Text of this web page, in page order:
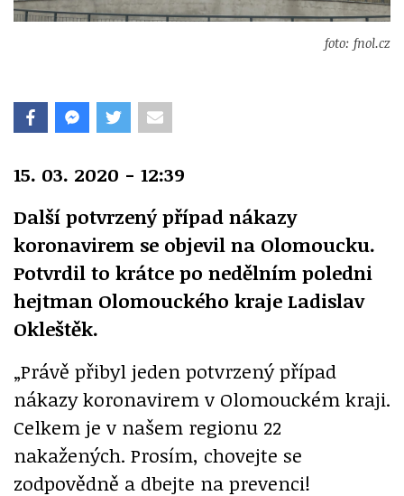
foto: fnol.cz
15. 03. 2020 - 12:39
Další potvrzený případ nákazy
koronavirem se objevil na Olomoucku.
Potvrdil to krátce po nedělním poledni
hejtman Olomouckého kraje Ladislav
Okleštěk.
„Právě přibyl jeden potvrzený případ
nákazy koronavirem v Olomouckém kraji.
Celkem je v našem regionu 22
nakažených. Prosím, chovejte se
zodpovědně a dbejte na prevenci!